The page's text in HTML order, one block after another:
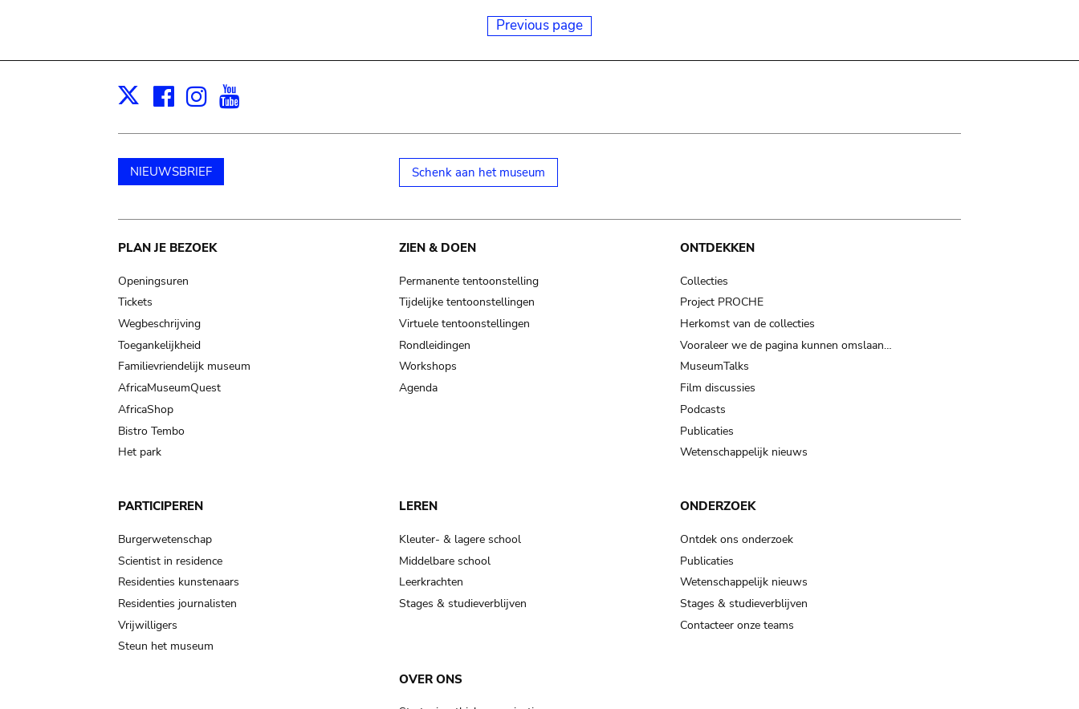
Previous page
X Facebook
Instagram
NIEUWSBRIEF Schenk aan het museum
Main
navigation
PLAN JE BEZOEK
Openingsuren
Tickets
Wegbeschrijving
Toegankelijkheid
Familievriendelijk museum
AfricaMuseumQuest
AfricaShop
Bistro Tembo
Het park
ZIEN & DOEN
Permanente tentoonstelling
Tijdelijke tentoonstellingen
Virtuele tentoonstellingen
Rondleidingen
Workshops
Agenda
ONTDEKKEN
Collecties
Project PROCHE
Herkomst van de collecties
Vooraleer we de pagina kunnen omslaan…
MuseumTalks
Film discussies
Podcasts
Publicaties
Wetenschappelijk nieuws
PARTICIPEREN
Burgerwetenschap
Scientist in residence
Residenties kunstenaars
Residenties journalisten
Vrijwilligers
Steun het museum
LEREN
Kleuter- & lagere school
Middelbare school
Leerkrachten
Stages & studieverblijven
ONDERZOEK
Ontdek ons onderzoek
Publicaties
Wetenschappelijk nieuws
Stages & studieverblijven
Contacteer onze teams
OVER ONS